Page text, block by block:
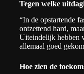
Tegen welke
“In de opstartende
ontzettend hard,
Uiteindelijk hebben
allemaal goed
Hoe zien de